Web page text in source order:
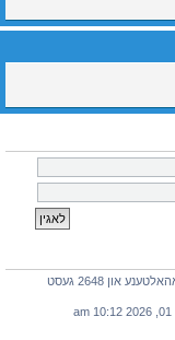
באניצער אנליין. 17 איינגעשריבענע, 6 באהאלטענע און 2648 געסט